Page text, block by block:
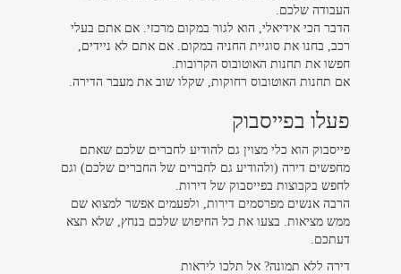
העבודה שלכם.
הדבר הכי אידיאלי, הוא לגור במקום מרכזי. אם אתם בעלי
רכב, בחנו את סוגיית החניה במקום. אם אתם לא ניידים,
חפשו את תחנות האוטובוס הקרובות.
אם תחנות האוטובוס רחוקות, שקלו שוב את מעבר הדירה.
פעלו בפייסבוק
פייסבוק הוא כלי מצוין גם להודיע לחברים שלכם שאתם
מחפשים דירה (ולהודיע גם לחברים של החברים שלכם) וגם
לחפש בקבוצות בפייסבוק של דירות.
הרבה אנשים מפרסמים דירות, ולפעמים אפשר למצוא שם
ממש מציאות. בצעו את כל החיפוש שלכם בנחץ, שלא תצא
דעתכם.
דירה ללא תמונה? אל תלכו ליראות